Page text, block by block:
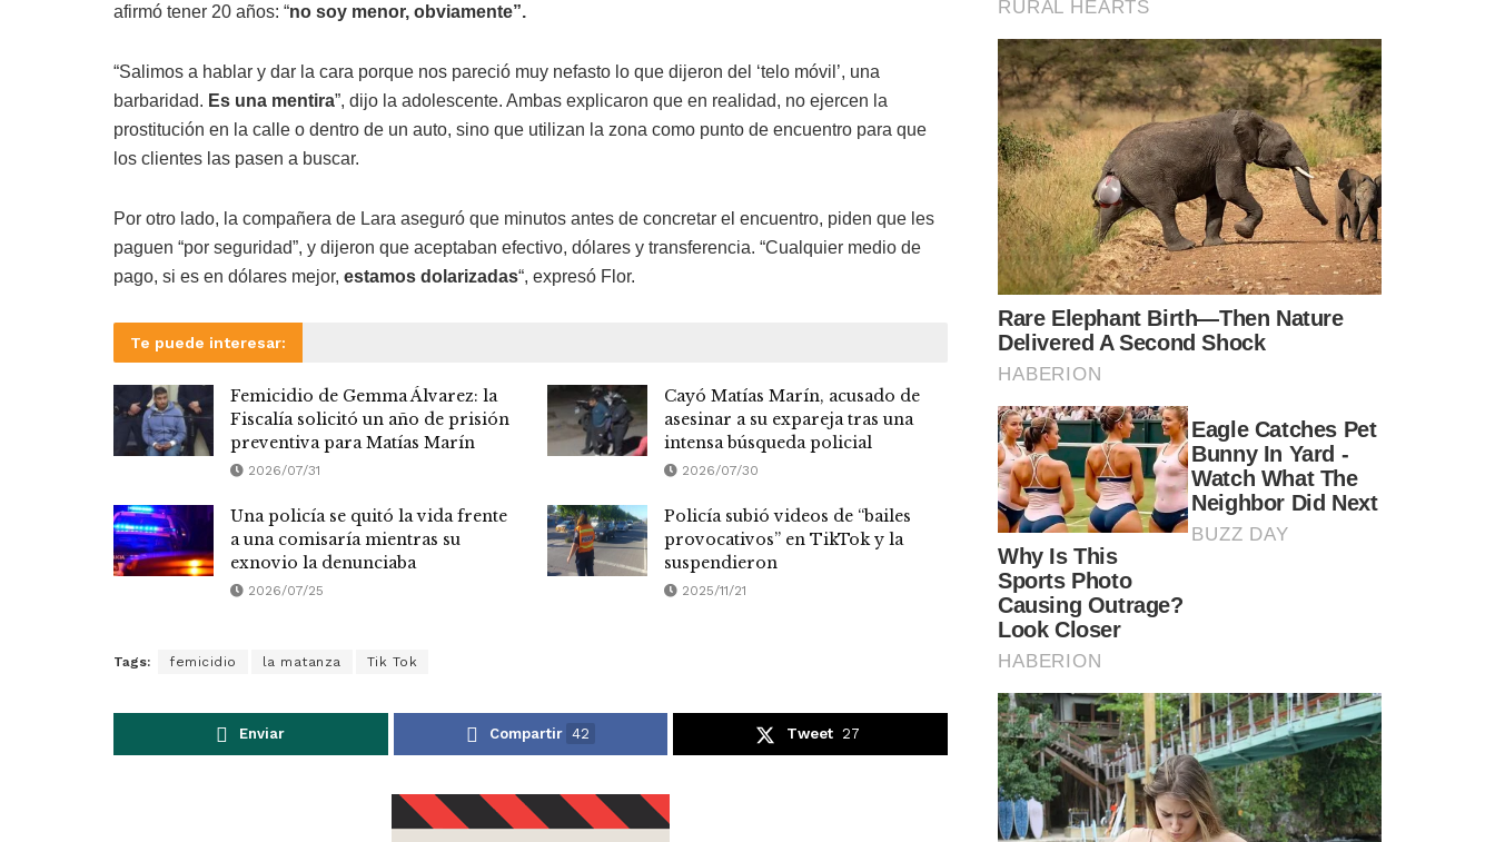
afirmó tener 20 años: “no soy menor, obviamente”.
“Salimos a hablar y dar la cara porque nos pareció muy nefasto lo que dijeron del ‘telo móvil’, una
barbaridad. Es una mentira”, dijo la adolescente. Ambas explicaron que en realidad, no ejercen la
prostitución en la calle o dentro de un auto, sino que utilizan la zona como punto de encuentro para que
los clientes las pasen a buscar.
Por otro lado, la compañera de Lara aseguró que minutos antes de concretar el encuentro, piden que les
paguen “por seguridad”, y dijeron que aceptaban efectivo, dólares y transferencia. “Cualquier medio de
pago, si es en dólares mejor, estamos dolarizadas“, expresó Flor.
Te puede interesar:
Femicidio de Gemma Álvarez: la
Fiscalía solicitó un año de prisión
preventiva para Matías Marín
2026/07/31
Cayó Matías Marín, acusado de
asesinar a su expareja tras una
intensa búsqueda policial
2026/07/30
Una policía se quitó la vida frente
a una comisaría mientras su
exnovio la denunciaba
2026/07/25
Policía subió videos de “bailes
provocativos” en TikTok y la
suspendieron
2025/11/21
Tags: femicidio la matanza Tik Tok
Enviar Compartir 42 Tweet 27